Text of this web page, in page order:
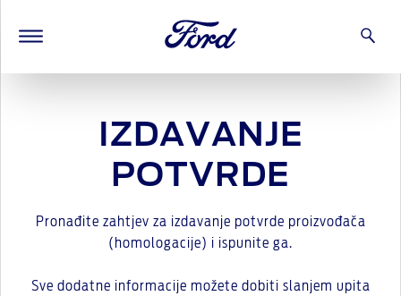
IZDAVANJE
POTVRDE
Pronađite zahtjev za izdavanje potvrde proizvođača
(homologacije) i ispunite ga.
Sve dodatne informacije možete dobiti slanjem upita